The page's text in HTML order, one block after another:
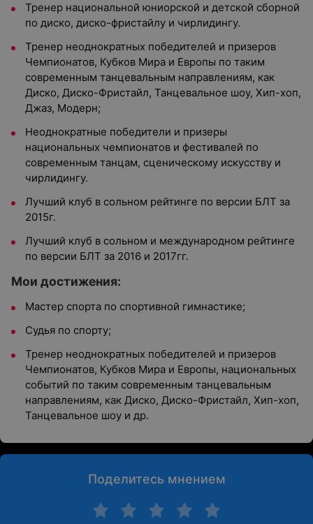
Тренер национальной юниорской и детской сборной
по диско, диско-фристайлу и чирлидингу.
Тренер неоднократных победителей и призеров
Чемпионатов, Кубков Мира и Европы по таким
современным танцевальным направлениям, как
Диско, Диско-Фристайл, Танцевальное шоу, Хип-хоп,
Джаз, Модерн;
Неоднократные победители и призеры
национальных чемпионатов и фестивалей по
современным танцам, сценическому искусству и
чирлидингу.
Лучший клуб в сольном рейтинге по версии БЛТ за
2015г.
Лучший клуб в сольном и международном рейтинге
по версии БЛТ за 2016 и 2017гг.
Мои достижения:
Мастер спорта по спортивной гимнастике;
Судья по спорту;
Тренер неоднократных победителей и призеров
Чемпионатов, Кубков Мира и Европы, национальных
событий по таким современным танцевальным
направлениям, как Диско, Диско-Фристайл, Хип-хоп,
Танцевальное шоу и др.
Поделитесь мнением